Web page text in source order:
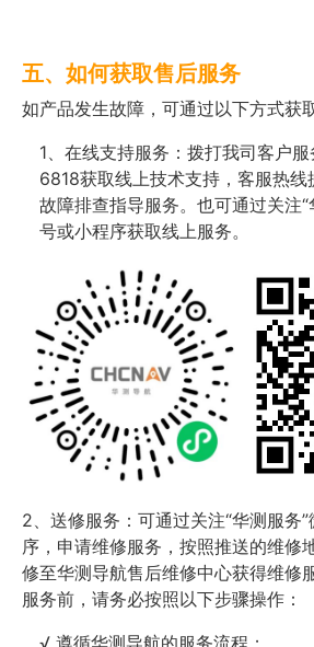
五、如何获取售后服务
如产品发生故障，可通过以下方式获
1、在线支持服务：拨打我司客户
6818获取线上技术支持，客服热线
故障排查指导服务。也可通过关注“
号或小程序获取线上服务。
2、送修服务：可通过关注“华测服务
序，申请维修服务，按照推送的维修
修至华测导航售后维修中心获得维修
服务前，请务必按照以下步骤操作：
√ 遵循华测导航的服务流程；